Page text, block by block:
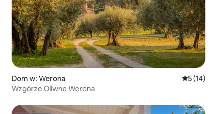
Dom w: Werona Średnia
5 (14)
Wzgórze Oliwne Werona